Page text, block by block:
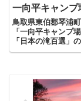
一向平キャンプ
鳥取県東伯郡琴浦
「一向平キャンプ
「日本の滝百選」
林浴を楽しみなが